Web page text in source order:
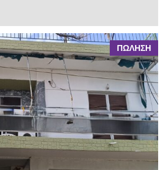
ΠΩΛΗΣΗ